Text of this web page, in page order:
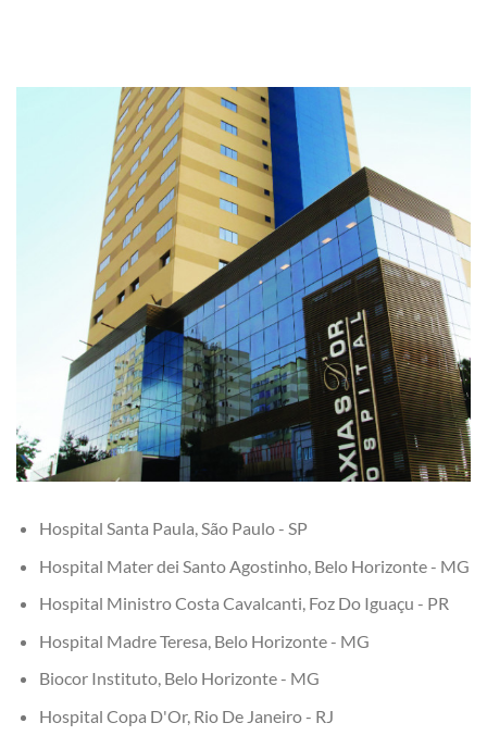
Hospital Santa Paula, São Paulo - SP
Hospital Mater dei Santo Agostinho, Belo Horizonte - MG
Hospital Ministro Costa Cavalcanti, Foz Do Iguaçu - PR
Hospital Madre Teresa, Belo Horizonte - MG
Biocor Instituto, Belo Horizonte - MG
Hospital Copa D'Or, Rio De Janeiro - RJ